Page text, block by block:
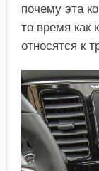
почему эта
то время как
относятся к